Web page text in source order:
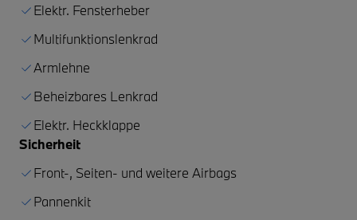
Elektr. Fensterheber
Multifunktionslenkrad
Armlehne
Beheizbares Lenkrad
Elektr. Heckklappe
Sicherheit
Front-, Seiten- und weitere Airbags
Pannenkit